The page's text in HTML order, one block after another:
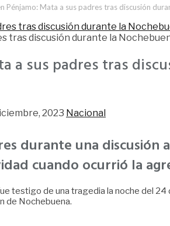
Pénjamo: Mata a sus padres tras discusión
tras discusión durante la
a sus padres tras
2023 Nacional
durante una
cuando ocurrió la
testigo de una tragedia la noche del
de Nochebuena.